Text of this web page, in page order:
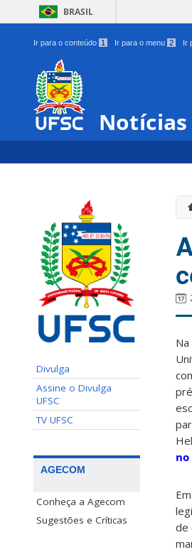
BRASIL
Ir para o conteúdo 1 Ir para o menu 2 Ir
Notícias
Divulga
Assine o Divulga
UFSC
TV UFSC
AGECOM
Conheça a Agecom
Sugestões e Críticas
no
de